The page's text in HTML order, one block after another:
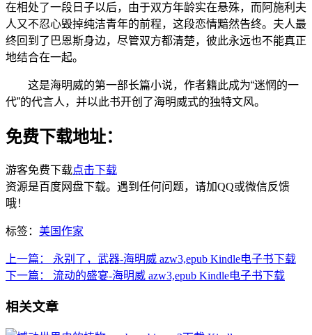
在相处了一段日子以后，由于双方年龄实在悬殊，而阿施利夫
人又不忍心毁掉纯洁青年的前程，这段恋情黯然告终。夫人最
终回到了巴恩斯身边，尽管双方都清楚，彼此永远也不能真正
地结合在一起。
这是海明威的第一部长篇小说，作者籍此成为“迷惘的一
代”的代言人，并以此书开创了海明威式的独特文风。
免费下载地址：
游客免费下载点击下载
资源是百度网盘下载。遇到任何问题，请加QQ或微信反馈
哦！
标签： 美国作家
上一篇：
永别了，武器-海明威 azw3,epub Kindle电子书下载
下一篇：
流动的盛宴-海明威 azw3,epub Kindle电子书下载
相关文章